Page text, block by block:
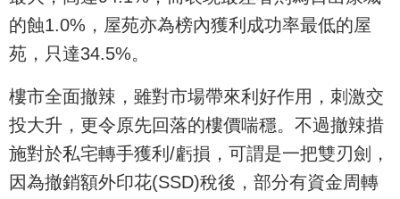
的蝕1.0%，屋苑亦為榜內獲利成功率最低的屋
苑，只達34.5%。
樓市全面撤辣，雖對市場帶來利好作用，刺激交
投大升，更令原先回落的樓價喘穩。不過撤辣措
施對於私宅轉手獲利/虧損，可謂是一把雙刃劍，
因為撤銷額外印花(SSD)稅後，部分有資金周轉